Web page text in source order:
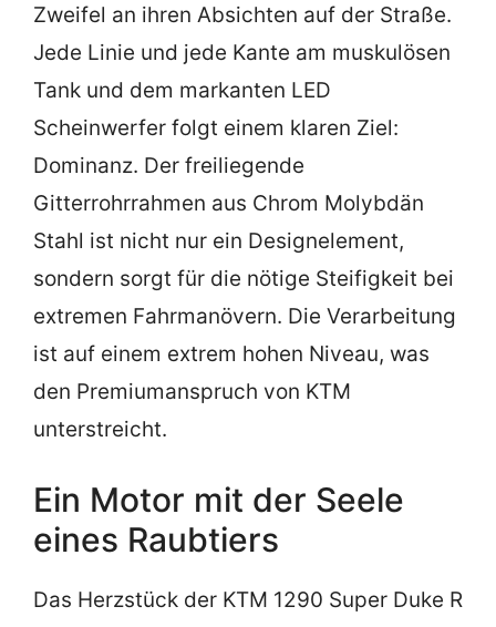
Zweifel an ihren Absichten auf der Straße.
Jede Linie und jede Kante am muskulösen
Tank und dem markanten LED
Scheinwerfer folgt einem klaren Ziel:
Dominanz. Der freiliegende
Gitterrohrrahmen aus Chrom Molybdän
Stahl ist nicht nur ein Designelement,
sondern sorgt für die nötige Steifigkeit bei
extremen Fahrmanövern. Die Verarbeitung
ist auf einem extrem hohen Niveau, was
den Premiumanspruch von KTM
unterstreicht.
Ein Motor mit der Seele
eines Raubtiers
Das Herzstück der KTM 1290 Super Duke R